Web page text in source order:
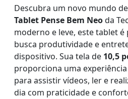
Descubra um novo mundo
Tablet Pense Bem Neoda
moderno e leve, este tablet
busca produtividade e
dispositivo. Sua tela de 10,5
proporciona uma
para assistir vídeos, ler e
dia com praticidade e